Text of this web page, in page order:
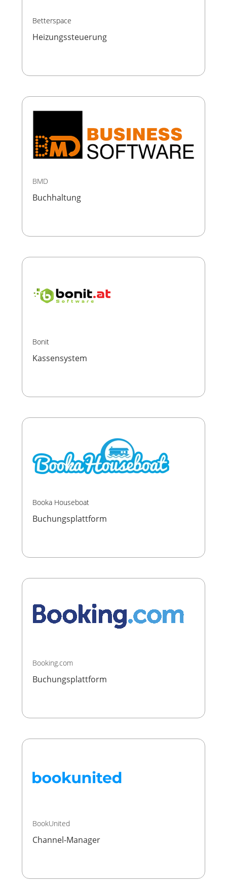
Betterspace
Heizungssteuerung
BMD
Buchhaltung
Bonit
Kassensystem
Booka Houseboat
Buchungsplattform
Booking.com
Buchungsplattform
BookUnited
Channel-Manager